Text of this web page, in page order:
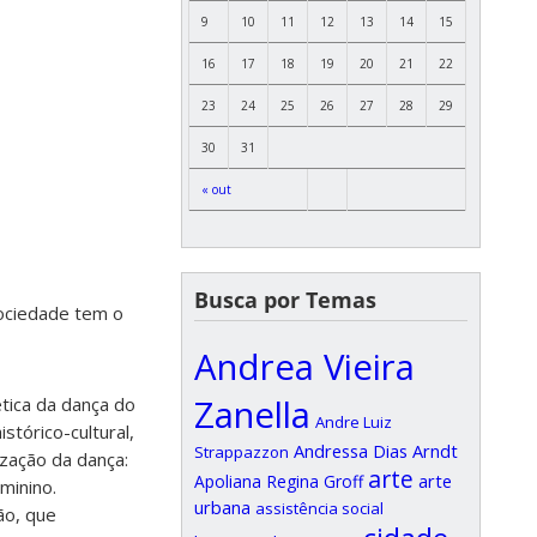
tem o
da dança do
cultural,
da dança:
que
« out
9 10 11 12 13 14 15
16 17 18 19 20 21 22
23 24 25 26 27 28 29
30 31
Busca por Temas
Andrea Vieira
Zanella Andre Luiz
Strappazzon Andressa Dias Arndt
Apoliana Regina Groff arte arte
urbana assistência social